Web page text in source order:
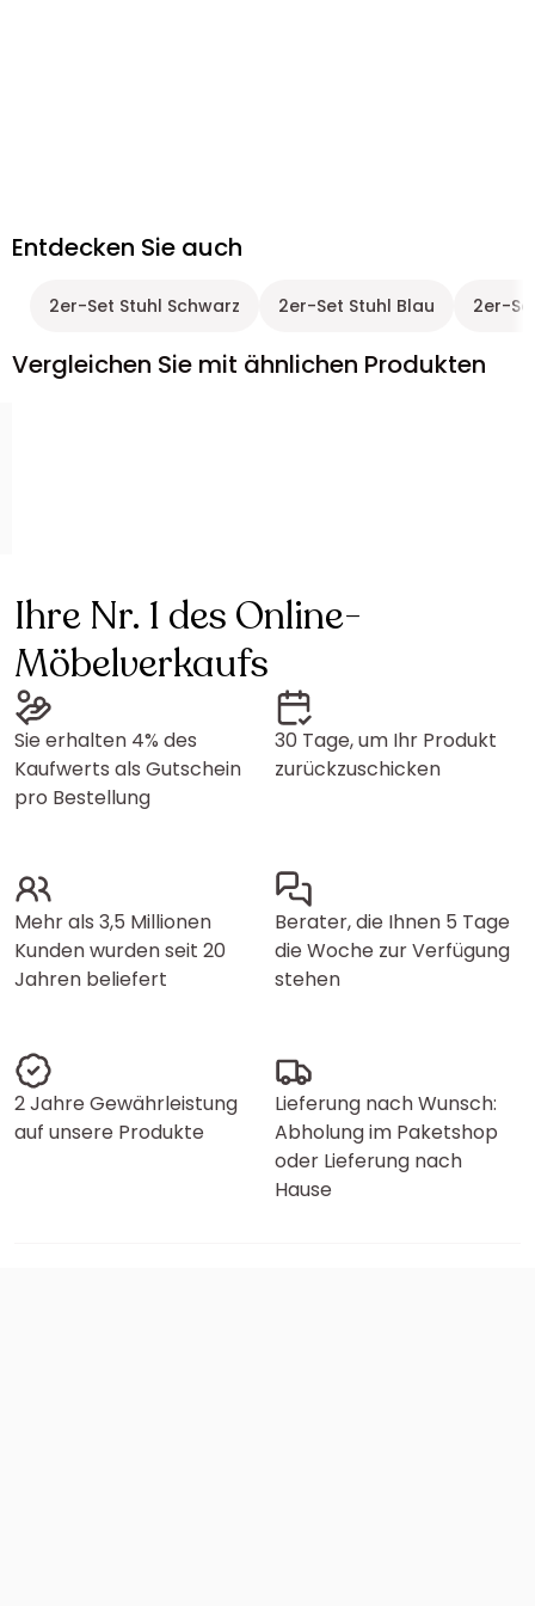
Entdecken Sie auch
2er-Set Stuhl Schwarz 2er-Set Stuhl Blau 2er-
Vergleichen Sie mit ähnlichen Produkten
Ihre Nr. 1 des Online-
Möbelverkaufs
Sie erhalten 4% des
Kaufwerts als Gutschein
pro Bestellung
30 Tage, um Ihr Produkt
zurückzuschicken
Mehr als 3,5 Millionen
Kunden wurden seit 20
Jahren beliefert
Berater, die Ihnen 5 Tage
die Woche zur Verfügung
stehen
2 Jahre Gewährleistung
auf unsere Produkte
Lieferung nach Wunsch:
Abholung im Paketshop
oder Lieferung nach
Hause